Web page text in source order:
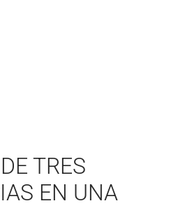
TRES
EN UNA